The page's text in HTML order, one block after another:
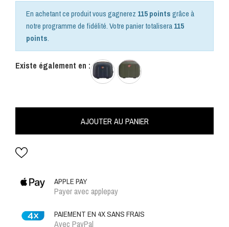
En achetant ce produit vous gagnerez 115 pointsgrâce à
notre programme de fidélité. Votre panier totalisera115
points.
Existe également en :
AJOUTER AU PANIER
APPLE PAY
Payer avec applepay
PAIEMENT EN 4X SANS FRAIS
Avec PayPal